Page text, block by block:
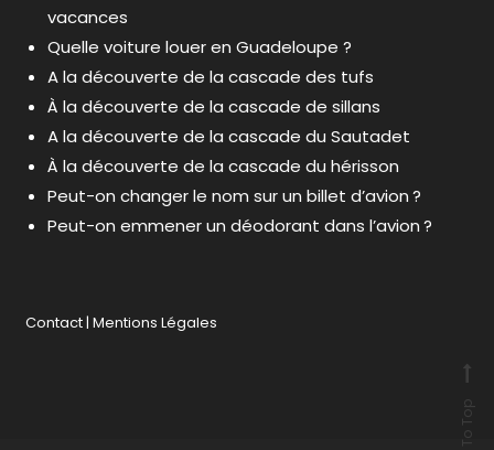
vacances
Quelle voiture louer en Guadeloupe ?
A la découverte de la cascade des tufs
À la découverte de la cascade de sillans
A la découverte de la cascade du Sautadet
À la découverte de la cascade du hérisson
Peut-on changer le nom sur un billet d’avion ?
Peut-on emmener un déodorant dans l’avion ?
Contact|Mentions Légales